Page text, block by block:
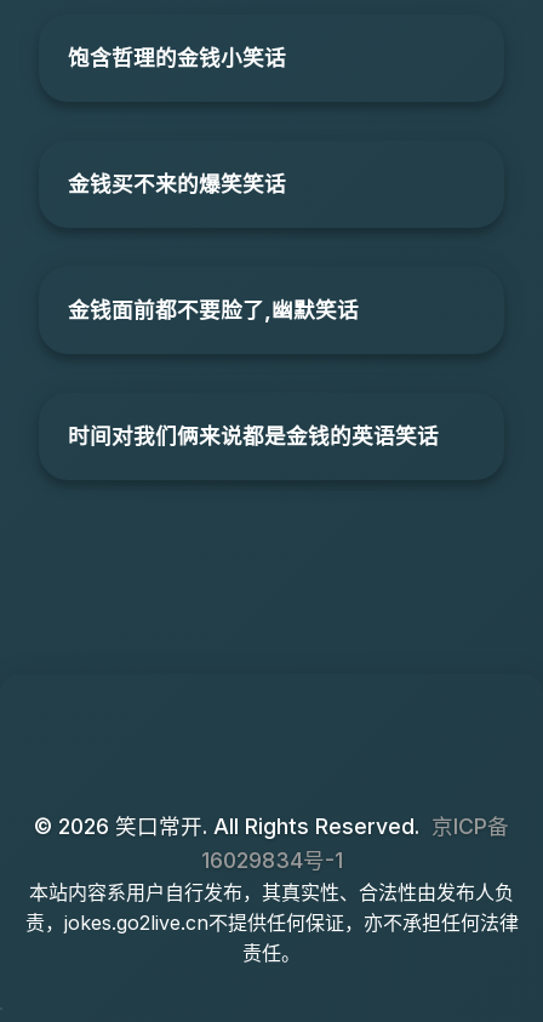
饱含哲理的金钱小笑话
金钱买不来的爆笑笑话
金钱面前都不要脸了,幽默笑话
时间对我们俩来说都是金钱的英语笑话
© 2026 笑口常开. All Rights Reserved. 京ICP备
16029834号-1
本站内容系用户自行发布，其真实性、合法性由发布人负
责，jokes.go2live.cn不提供任何保证，亦不承担任何法律
责任。